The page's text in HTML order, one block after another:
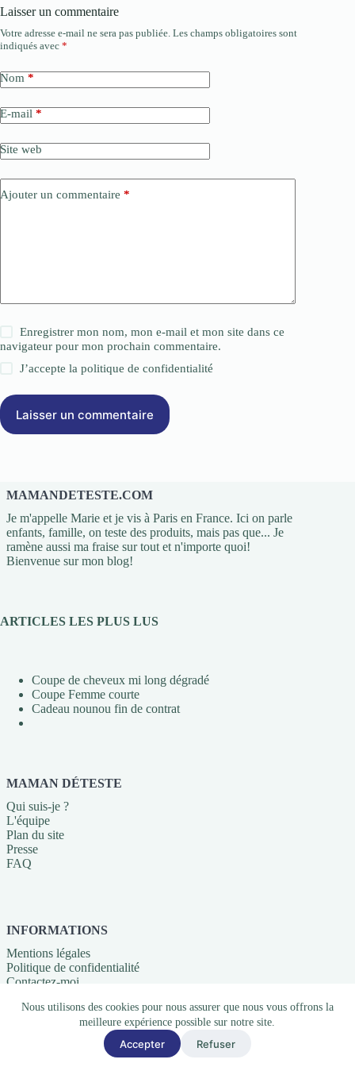
Nous utilisons des cookies pour nous assurer que nous vous offrons la
meilleure expérience possible sur notre site.
Accepter Refuser
Laisser un commentaire
Votre adresse e-mail ne sera pas publiée. Les champs obligatoires sont
indiqués avec *
Nom *
E-mail *
Site web
Ajouter un commentaire *
Enregistrer mon nom, mon e-mail et mon site dans ce
navigateur pour mon prochain commentaire.
J’accepte lapolitique de confidentialité
Laisser un commentaire
MAMANDETESTE.COM
Je m'appelle Marie et je vis à Paris en France. Ici on parle
enfants, famille, on teste des produits, mais pas que... Je
ramène aussi ma fraise sur tout et n'importe quoi!
Bienvenue sur mon blog!
ARTICLES LES PLUS LUS
Coupe de cheveux mi long dégradé
Coupe Femme courte
Cadeau nounou fin de contrat
MAMAN DÉTESTE
Qui suis-je ?
L'équipe
Plan du site
Presse
FAQ
INFORMATIONS
Mentions légales
Politique de confidentialité
Contactez-moi
+33620023699
4 Rue du Bourg Tibourg, Paris
info@mamandeteste.com